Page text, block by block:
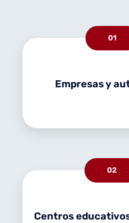
01
Empresas y
02
Centros